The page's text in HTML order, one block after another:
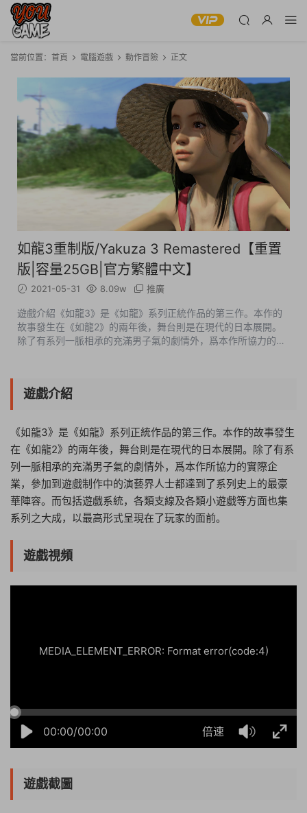
當前位置： 首頁 電腦遊戲 動作冒險 正文
如龍3重制版/Yakuza 3 Remastered【重置
版|容量25GB|官方繁體中文】
2021-05-31 8.09w 推廣
遊戲介紹《如龍3》是《如龍》系列正統作品的第三作。本作的
故事發生在《如龍2》的兩年後，舞台則是在現代的日本展開。
除了有系列一脈相承的充滿男子氣的劇情外，爲本作所協力的實
遊戲介紹
《如龍3》是《如龍》系列正統作品的第三作。本作的故事發生
在《如龍2》的兩年後，舞台則是在現代的日本展開。除了有系
列一脈相承的充滿男子氣的劇情外，爲本作所協力的實際企
業，參加到遊戲制作中的演藝界人士都達到了系列史上的最豪
華陣容。而包括遊戲系統，各類支線及各類小遊戲等方面也集
系列之大成，以最高形式呈現在了玩家的面前。
遊戲視頻
00:00/00:00 倍速
MEDIA_ELEMENT_ERROR: Format error(code:4)
遊戲截圖